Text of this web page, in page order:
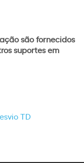
são fornecidos
suportes em
TD